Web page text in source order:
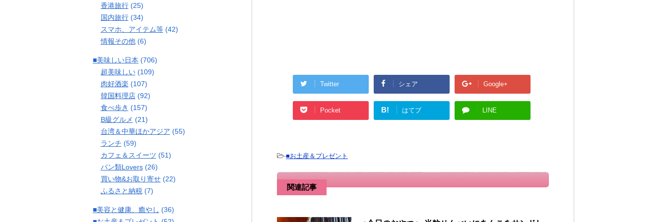
Twitter シェア Google+
Pocket B! はてブ LINE
-■お土産＆プレゼント
関連記事
香港旅行(25)
国内旅行(34)
スマホ、アイテム等(42)
情報その他(6)
■美味しい日本 (706)
超美味しい(109)
肉好酒楽 (107)
韓国料理店(92)
食べ歩き (157)
B級グルメ (21)
台湾＆中華ほかアジア (55)
ランチ (59)
カフェ＆スイーツ (51)
パン類Lovers(26)
買い物&お取り寄せ(22)
ふるさと納税(7)
■美容と健康、癒やし (36)